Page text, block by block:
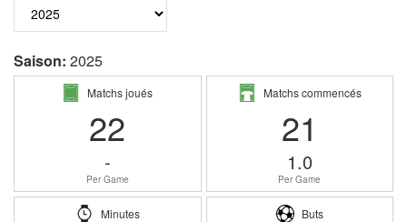
Saison: 2025
Matchs joués
22
-
Per Game
Matchs commencés
21
1.0
Per Game
Minutes Buts